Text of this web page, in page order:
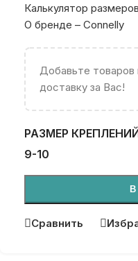
Калькулятор
О бренде – Connelly
Добавьте товаров
доставку за Вас!
РАЗМЕР
9-10
Сравнить